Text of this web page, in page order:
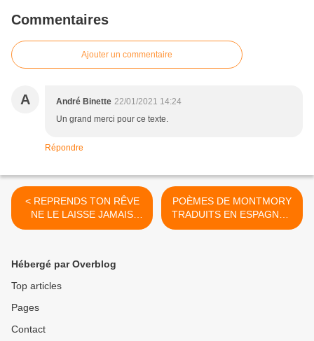
Commentaires
Ajouter un commentaire
A André Binette 22/01/2021 14:24
Un grand merci pour ce texte.
Répondre
< REPRENDS TON RÊVE
NE LE LAISSE JAMAIS
TOMBER
POÈMES DE MONTMORY
TRADUITS EN ESPAGNOL
PAR JERRY RALPH
Hébergé par Overblog
Top articles
Pages
Contact